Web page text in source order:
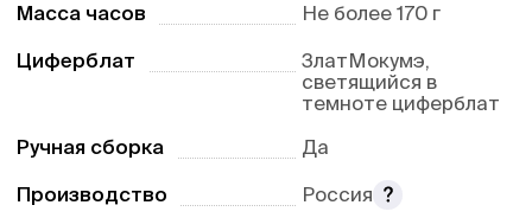
Масса часов Не более 170 г
Циферблат
ЗлатМокумэ,
светящийся в
темноте циферблат
Ручная сборка
Да
Производство Россия